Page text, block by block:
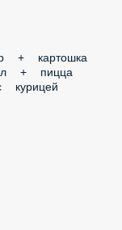
200гр + 4 морса
с курицей